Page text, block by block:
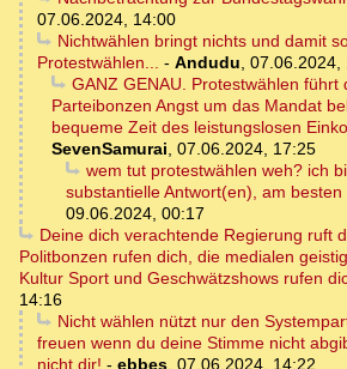
07.06.2024, 14:00
Nichtwählen bringt nichts und damit
Protestwählen... - Andudu, 07.06.2024,
GANZ GENAU. Protestwählen führt
Parteibonzen Angst um das Mandat
bequeme Zeit des leistungslosen
SevenSamurai, 07.06.2024, 17:25
wem tut protestwählen weh? ich
substantielle Antwort(en), am besten
09.06.2024, 00:17
Deine dich verachtende Regierung ruft
Politbonzen rufen dich, die medialen
Kultur Sport und Geschwätzshows rufen
14:16
Nicht wählen nützt nur den
freuen wenn du deine Stimme nicht
nicht dir! - ebbes, 07.06.2024, 14:22